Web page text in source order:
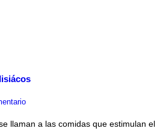
llaman a las comidas que estimulan el